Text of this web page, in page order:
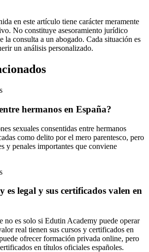
en este artículo tiene carácter meramente
No constituye asesoramiento jurídico
la consulta a un abogado. Cada situación es
un análisis personalizado.
hermanos en España?
sexuales consentidas entre hermanos
como delito por el mero parentesco, pero
y penales importantes que conviene
es legal y sus certificados valen en
no es solo si Edutin Academy puede operar
real tienen sus cursos y certificados en
ofrecer formación privada online, pero
en títulos oficiales españoles.